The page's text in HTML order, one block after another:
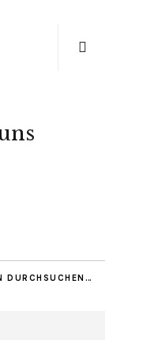
DURCHSUCHEN…